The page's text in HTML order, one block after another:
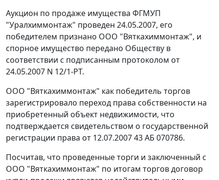
Аукцион по продаже имущества ФГМУП
"Уралхиммонтаж" проведен 24.05.2007, его
победителем признано ООО "Вяткахиммонтаж", и
спорное имущество передано Обществу в
соответствии с подписанным протоколом от
24.05.2007 N 12/1-РТ.
ООО "Вяткахиммонтаж" как победитель торгов
зарегистрировало переход права собственности на
приобретенный объект недвижимости, что
подтверждается свидетельством о государственной
регистрации права от 12.07.2007 43 АБ 070786.
Посчитав, что проведенные торги и заключенный с
ООО "Вяткахиммонтаж" по итогам торгов договор